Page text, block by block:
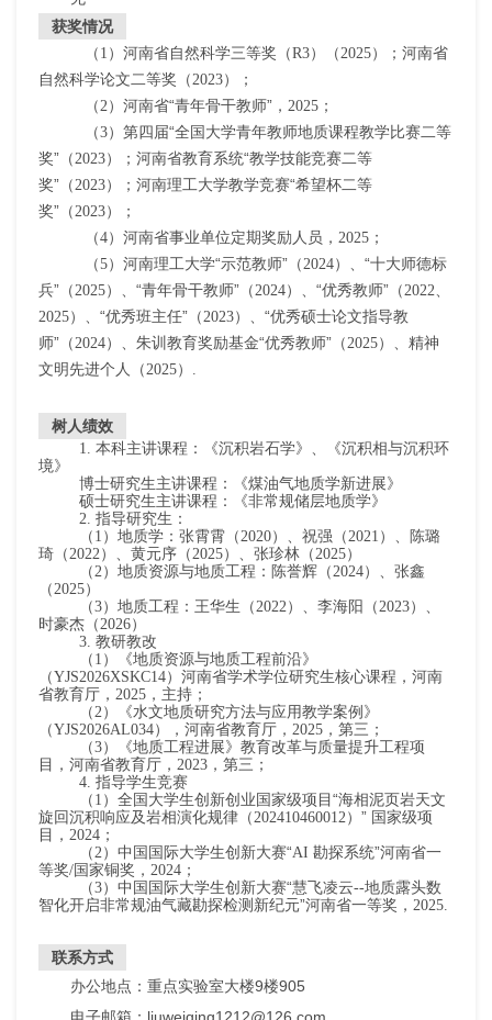
获奖情况
（1 ）河南省自然科学三等奖（R3）（2025）；河南省
自然科学论文二等奖（2023）；
（2）河南省“青年骨干教师”， 2025 ；
（3）第四届“全国大学青年教师地质课程教学比赛二等
奖”（2023）；河南省教育系统“教学技能竞赛二等
奖”（2023）；河南理工大学教学竞赛“希望杯二等
奖”（2023）；
（4）河南省事业单位定期奖励人员， 2025 ；
（5）河南理工大学“示范教师”（2024）、“十大师德标
兵”（2025）、“青年骨干教师”（2024）、“优秀教师”（2022
2025）、“优秀班主任”（2023）、“优秀硕士论文指导教
师”（2024）、朱训教育奖励基金“优秀教师”（2025）、精神
文明先进个人（2025）
树人绩效
1. 本科主讲课程：《沉积岩石学》、《沉积相与沉积环
境》
博士研究生主讲课程：《煤油气地质学新进展》
硕士研究生主讲课程：《非常规储层地质学》
2. 指导研究生：
（1 ）地质学：张霄霄（2020）、祝强（2021 ）、陈璐
琦（2022）、黄元序（2025）、张珍林（2025）
（2）地质资源与地质工程：陈誉辉（2024）、张鑫
（2025）
（3）地质工程：王华生（2022）、李海阳（2023）、
时豪杰（2026）
3. 教研教改
（1 ）《地质资源与地质工程前沿》
（YJS2026XSKC14）河南省学术学位研究生核心课程，河南
省教育厅， 2025 ，主持；
（2）《水文地质研究方法与应用教学案例》
（YJS2026AL034），河南省教育厅， 2025 ，第三；
（3）《地质工程进展》教育改革与质量提升工程项
目，河南省教育厅， 2023 ，第三；
4. 指导学生竞赛
（1 ）全国大学生创新创业国家级项目“海相泥页岩天文
旋回沉积响应及岩相演化规律（202410460012）” 国家级项
目， 2024 ；
（2）中国国际大学生创新大赛“AI 勘探系统”河南省一
等奖/国家铜奖， 2024 ；
（3）中国国际大学生创新大赛“慧飞凌云--地质露头数
智化开启非常规油气藏勘探检测新纪元”河南省一等奖， 2025.
联系方式
办公地点：重点实验室大楼9楼905